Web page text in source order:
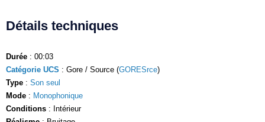
Détails techniques
Durée : 00:03
Catégorie UCS : Gore / Source (GORESrce)
Type : Son seul
Mode : Monophonique
Conditions : Intérieur